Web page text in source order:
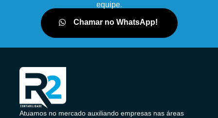
equipe.
Chamar no WhatsApp!
Atuamos no mercado auxiliando empresas nas áreas